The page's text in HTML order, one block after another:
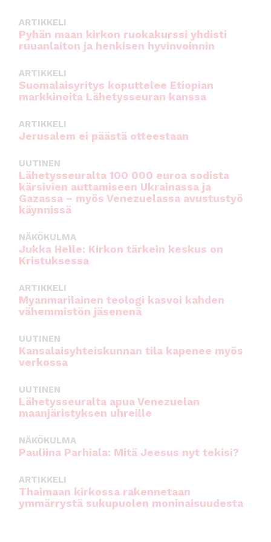
o
o
k
p
ARTIKKELI
Pyhän maan kirkon ruokakurssi yhdisti
ruuanlaiton ja henkisen hyvinvoinnin
ARTIKKELI
Suomalaisyritys koputtelee Etiopian
markkinoita Lähetysseuran kanssa
ARTIKKELI
Jerusalem ei päästä otteestaan
UUTINEN
Lähetysseuralta 100 000 euroa sodista
kärsivien auttamiseen Ukrainassa ja
Gazassa – myös Venezuelassa avustustyö
käynnissä
NÄKÖKULMA
Jukka Helle: Kirkon tärkein keskus on
Kristuksessa
ARTIKKELI
Myanmarilainen teologi kasvoi kahden
vähemmistön jäsenenä
UUTINEN
Kansalaisyhteiskunnan tila kapenee myös
verkossa
UUTINEN
Lähetysseuralta apua Venezuelan
maanjäristyksen uhreille
NÄKÖKULMA
Pauliina Parhiala: Mitä Jeesus nyt tekisi?
ARTIKKELI
Thaimaan kirkossa rakennetaan
ymmärrystä sukupuolen moninaisuudesta